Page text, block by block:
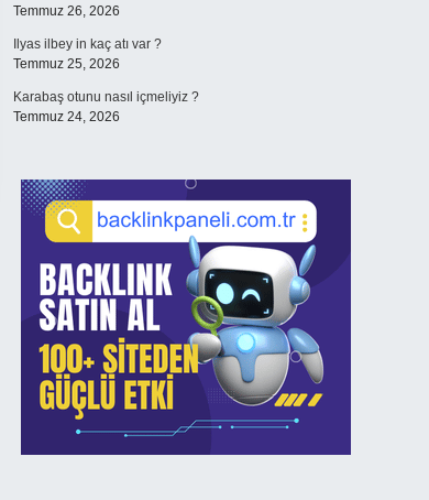
Temmuz 26, 2026
Ilyas ilbey in kaç atı var ?
Temmuz 25, 2026
Karabaş otunu nasıl içmeliyiz ?
Temmuz 24, 2026